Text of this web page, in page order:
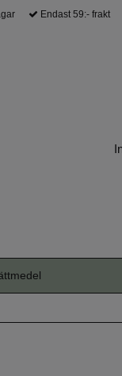
Endast 59:- frakt